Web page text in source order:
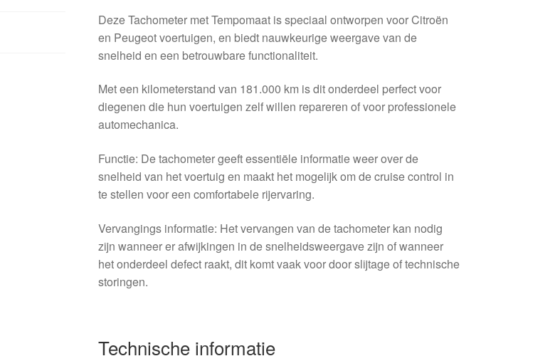
Deze Tachometer met Tempomaat is speciaal ontworpen voor Citroën
en Peugeot voertuigen, en biedt nauwkeurige weergave van de
snelheid en een betrouwbare functionaliteit.
Met een kilometerstand van 181.000 km is dit onderdeel perfect voor
diegenen die hun voertuigen zelf willen repareren of voor professionele
automechanica.
Functie: De tachometer geeft essentiële informatie weer over de
snelheid van het voertuig en maakt het mogelijk om de cruise control in
te stellen voor een comfortabele rijervaring.
Vervangings informatie: Het vervangen van de tachometer kan nodig
zijn wanneer er afwijkingen in de snelheidsweergave zijn of wanneer
het onderdeel defect raakt, dit komt vaak voor door slijtage of technische
storingen.
Technische informatie